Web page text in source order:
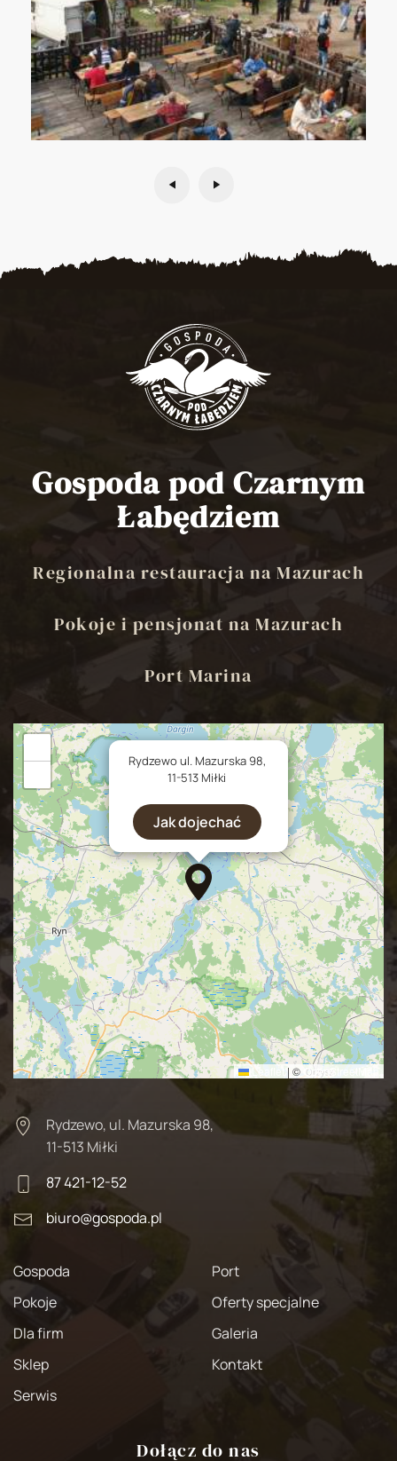
Gospoda pod Czarnym
Łabędziem
Regionalna restauracja na Mazurach
Pokoje i pensjonat na Mazurach
Port Marina
Rydzewo ul. Mazurska 98,
11-513 Miłki
Jak dojechać
Leaflet | © OpenStreetMap
Rydzewo, ul. Mazurska 98,
11-513 Miłki
87 421-12-52
biuro@gospoda.pl
Gospoda
Pokoje
Dla firm
Sklep
Serwis
Port
Oferty specjalne
Galeria
Kontakt
Dołącz do nas